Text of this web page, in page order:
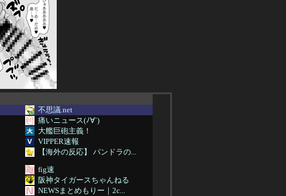
不思議.net
痛いニュース(ﾉ∀`)
大艦巨砲主義！
VIPPER速報
【海外の反応】 パンドラの...
fig速
阪神タイガースちゃんねる
NEWSまとめもりー｜2c...